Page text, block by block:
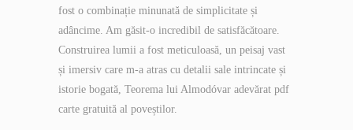
fost o combinație minunată de simplicitate și
adâncime. Am găsit-o incredibil de satisfăcătoare.
Construirea lumii a fost meticuloasă, un peisaj vast
și imersiv care m-a atras cu detalii sale intrincate și
istorie bogată, Teorema lui Almodóvar adevărat pdf
carte gratuită al poveștilor.